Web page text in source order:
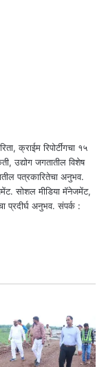
क्राईम रिपोर्टींगचा १५
उद्योग जगतातील विशेष
पत्रकारितेचा अनुभव.
सोशल मीडिया मॅनेजमेंट,
प्रदीर्घ अनुभव. संपर्क :